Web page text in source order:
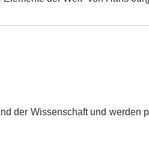
der Wissenschaft und werden